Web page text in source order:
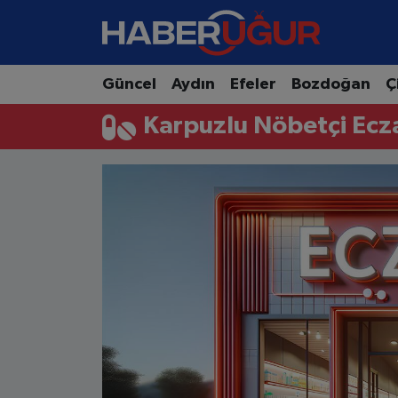
Güncel Aydın Efeler Bozdoğan
Karpuzlu Nöbetçi
Aydın Nöbetçi Eczaneler
Aydın Hava Durumu
Aydın Trafik Yoğunluk Haritası
Süper Lig Puan Durumu ve Fikstür
Haber Arşivi